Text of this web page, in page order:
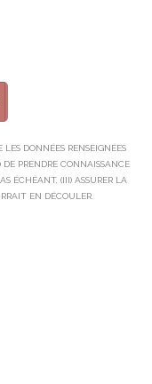
DONNÉES RENSEIGNÉES
PRENDRE CONNAISSANCE
ÉCHÉANT, (III) ASSURER LA
EN DÉCOULER.